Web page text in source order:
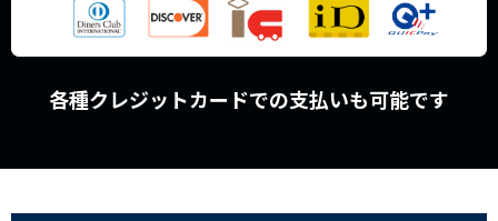
各種クレジットカードでの支払いも可能です